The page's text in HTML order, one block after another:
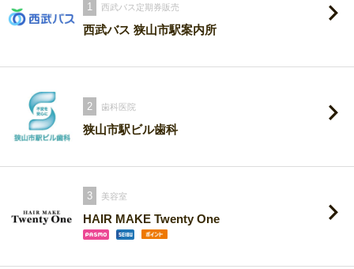
1 西武バス定期券販売
西武バス 狭山市駅案内所
2 歯科医院
狭山市駅ビル歯科
3 美容室
HAIR MAKE Twenty One